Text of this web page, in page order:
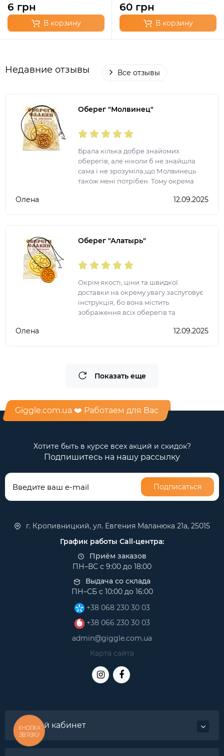
6 грн
В корзину
60 грн
В корзину
Недавние отзывы Все отзывы
Оберег "Молвинец"
Брала кілька добре знайомих
оберегів, але ніколи б не знайшла
сама і не зрозуміла,що Молвинець
також мені потрібен. Тому окрема
Олена 12.09.2025
Оберег "Алатырь"
Окрім якості, ціни та швидкої
доставки на окрему увагу заслуговує
інструкція, бо вона містить
зображення всіх оберегів та
тепер шукати дану інформацію в
Олена 12.09.2025
Показать еще
Giggle.com.ua ❤️ Работаем для Вас
Хотите быть в курсе всех акций и скидок?
Подпишитесь на нашу рассылку
Подписаться
г. Кропивницкий, ул. Евгения Маланюка 21а, 25015
График работы Call-центра:
Приём заказов
ПН–ВС с 9:00 до 18:00
Выдача со склада
ПН–СБ с 10:00 до 16:00
+38 068 230 30 03
+38 066 230 30 03
admin@giggle.com.ua
Карта сайта
Личный кабинет
КНОПКА
ЗВ'ЯЗКУ